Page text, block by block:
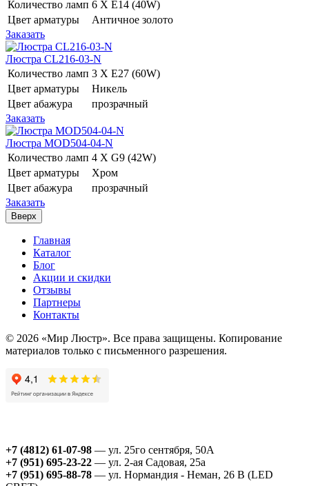
Количество ламп 6 Х E14 (40W)
Цвет арматуры
Античное золото
Заказать
Люстра CL216-03-N
Количество ламп 3 Х E27 (60W)
Цвет арматуры
Никель
Цвет абажура
прозрачный
Заказать
Люстра MOD504-04-N
Количество ламп 4 Х G9 (42W)
Цвет арматуры
Хром
Цвет абажура
прозрачный
Заказать
Вверх
Главная
Каталог
Блог
Акции и скидки
Отзывы
Партнеры
Контакты
© 2026 «Мир Люстр». Все права защищены. Копирование
материалов только с письменного разрешения.
+7 (4812) 61-07-98 — ул. 25го сентября, 50А
+7 (951) 695-23-22 — ул. 2-ая Садовая, 25а
+7 (951) 695-88-78 — ул. Нормандия - Неман, 26 В (LED